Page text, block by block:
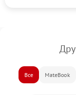
Все MateBook